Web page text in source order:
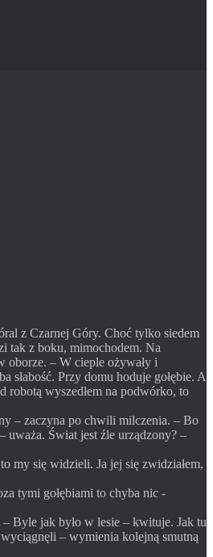
z Czarnej Góry. Choć tylko siedem
tak z boku, mimochodem. Na
oborze. – W cieple ożywały i
słabość. Przy domu hoduje gołębie. A
robotą wyszedłem na podwórko, to
– zaczyna po chwili milczenia. – Bo
uważa. Świat jest źle urządzony? –
my się widzieli. Ja jej się zwidziałem,
tymi gołębiami to chyba nic -
Byle jak było w lesie – kwituje. Jak tu
– wymienia kolejną smutną